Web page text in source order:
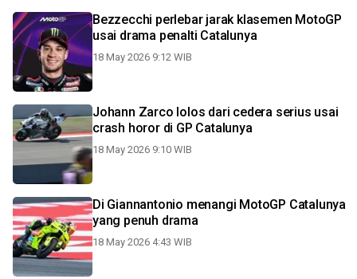
Bezzecchi perlebar jarak klasemen MotoGP
usai drama penalti Catalunya
18 May 2026 9:12 WIB
Johann Zarco lolos dari cedera serius usai
crash horor di GP Catalunya
18 May 2026 9:10 WIB
Di Giannantonio menangi MotoGP Catalunya
yang penuh drama
18 May 2026 4:43 WIB